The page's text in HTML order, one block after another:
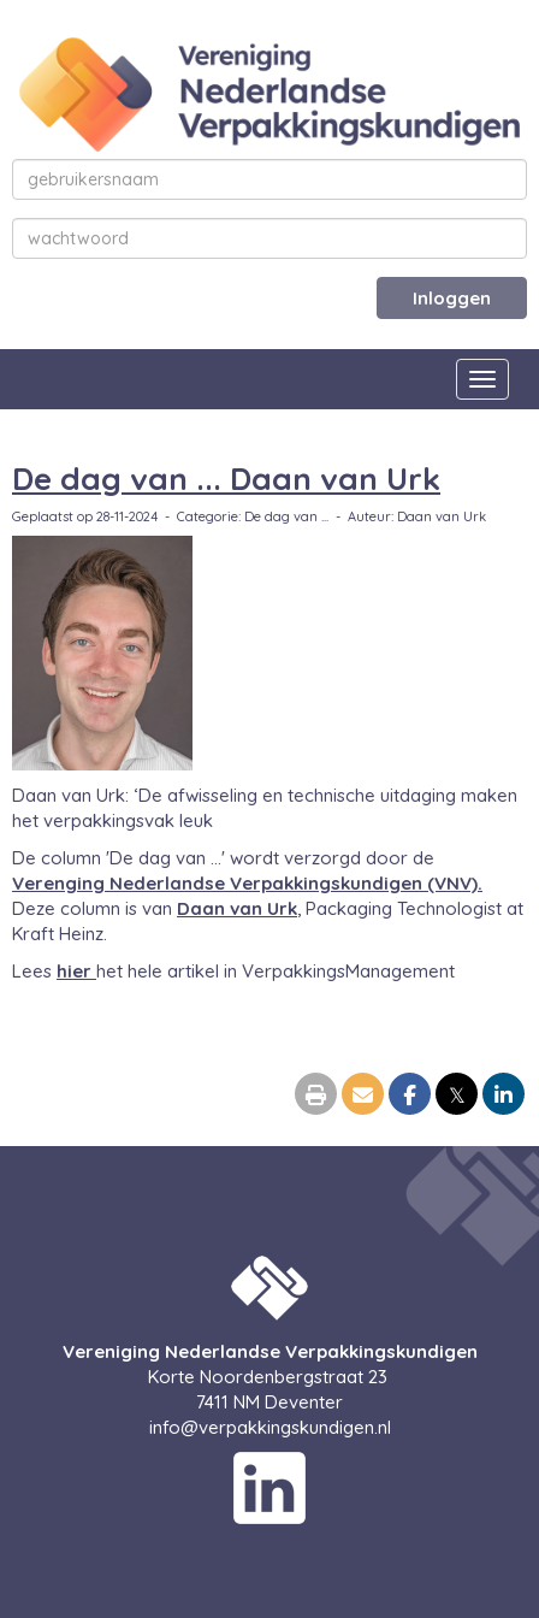
Inloggen
De dag van ... Daan van Urk
Geplaatst op 28-11-2024 - Categorie: De dag van ... - Auteur: Daan van Urk
Daan van Urk: ‘De afwisseling en technische uitdaging maken
het verpakkingsvak leuk
De column 'De dag van ...' wordt verzorgd door de
Verenging Nederlandse Verpakkingskundigen (VNV).
Deze column is van Daan van Urk, Packaging Technologist at
Kraft Heinz.
Lees hier het hele artikel in VerpakkingsManagement
𝕏
Vereniging Nederlandse Verpakkingskundigen
Korte Noordenbergstraat 23
7411 NM Deventer
info@verpakkingskundigen.nl